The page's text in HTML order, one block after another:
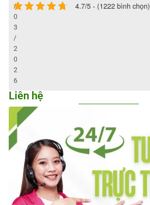
/
0
3
/
2
0
2
6
4.7/5 - (1222 bình chọn)
Liên hệ